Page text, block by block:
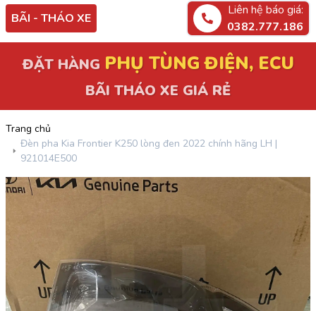
BÃI - THÁO XE
Liên hệ báo giá:
0382.777.186
ĐẶT HÀNGPHỤ TÙNG ĐIỆN, ECU
BÃI THÁO XE GIÁ RẺ
Trang chủ
Đèn pha Kia Frontier K250 lòng đen 2022 chính hãng LH |
921014E500